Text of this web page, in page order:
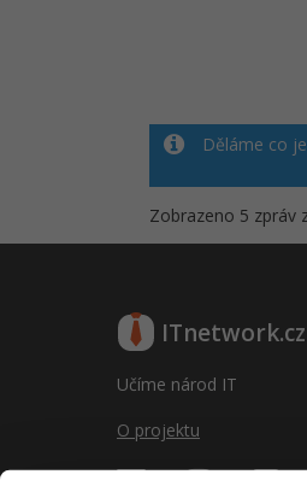
Děláme co
Zobrazeno 5 zpráv
ITnetwork.cz
Učíme národ IT
O projektu